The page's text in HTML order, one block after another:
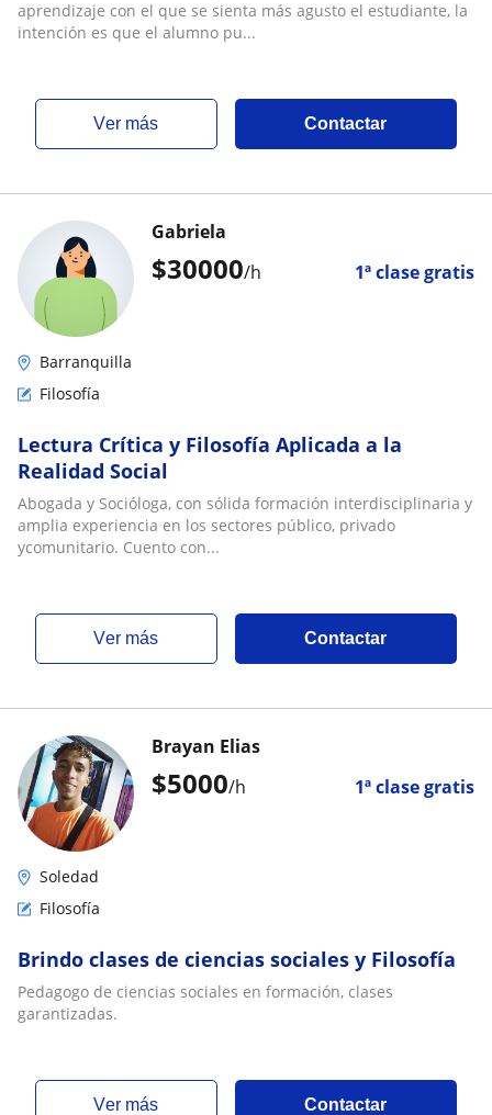
aprendizaje con el que se sienta más agusto el estudiante, la
intención es que el alumno pu...
ver más Contactar
$30000/h 1ª clase gratis
Gabriela
Barranquilla
Filosofía
Lectura Crítica y Filosofía Aplicada a la
Realidad Social
Abogada y Socióloga, con sólida formación interdisciplinaria y
amplia experiencia en los sectores público, privado
ycomunitario. Cuento con...
ver más Contactar
$5000/h 1ª clase gratis
Brayan Elias
Soledad
Filosofía
Brindo clases de ciencias sociales y Filosofía
Pedagogo de ciencias sociales en formación, clases
garantizadas.
ver más Contactar